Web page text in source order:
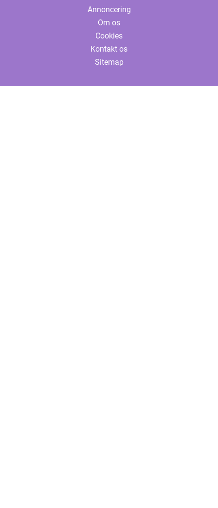
Annoncering
Om os
Cookies
Kontakt os
Sitemap